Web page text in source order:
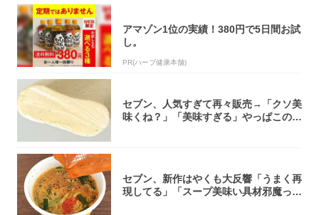
アマゾン1位の実績！380円で5日間お試
し。
PR(ハーブ健康本舗)
セブン、人気すぎて再々販売→「クソ美
味くね？」「美味すぎる」やっぱこのク
セブン、新作はやくも大反響「うまく再
現してる」「スープ美味い具材邪魔って